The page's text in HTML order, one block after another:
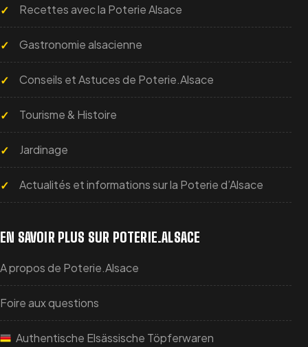
Recettes avec la Poterie Alsace
Gastronomie alsacienne
Conseils et Astuces de Poterie.Alsace
Tourisme & Histoire
Jardinage
Actualités et informations sur la Poterie d’Alsace
EN SAVOIR PLUS SUR POTERIE.ALSACE
A propos de Poterie.Alsace
Foire aux questions
Authentische Elsässische Töpferwaren